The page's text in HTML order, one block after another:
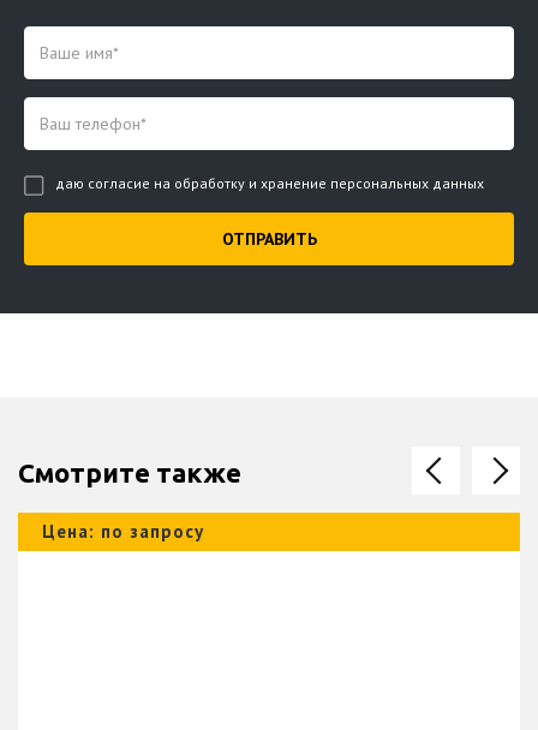
даю согласие на обработку и хранение персональных данных
Смотрите также
Цена: по запросу